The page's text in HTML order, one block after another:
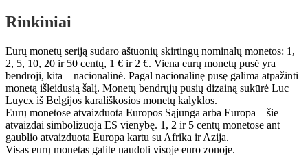
Rinkiniai
Eurų monetų seriją sudaro aštuonių skirtingų nominalų monetos: 1,
2, 5, 10, 20 ir 50 centų, 1 € ir 2 €. Viena eurų monetų pusė yra
bendroji, kita – nacionalinė. Pagal nacionalinę pusę galima atpažinti
monetą išleidusią šalį. Monetų bendrųjų pusių dizainą sukūrė Luc
Luycx iš Belgijos karališkosios monetų kalyklos.
Eurų monetose atvaizduota Europos Sąjunga arba Europa – šie
atvaizdai simbolizuoja ES vienybę. 1, 2 ir 5 centų monetose ant
gaublio atvaizduota Europa kartu su Afrika ir Azija.
Visas eurų monetas galite naudoti visoje euro zonoje.